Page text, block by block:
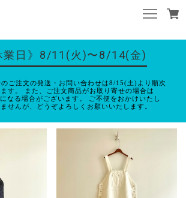
業日》8/11(火)〜8/14(金)
ご注文の発送・お問い合わせは8/15(土)より順次
す。 また、ご注文商品がお取り寄せの場合は
なる場合がございます。 ご不便をおかけいたし
せんが、どうぞよろしくお願いいたします。